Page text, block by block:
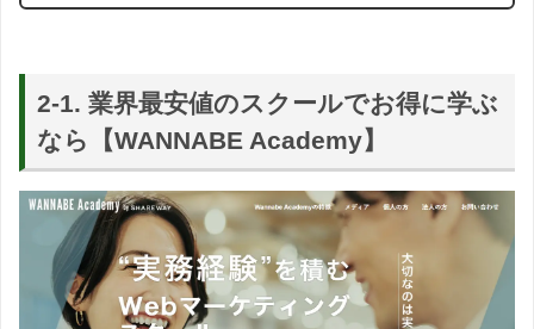
2-1. 業界最安値のスクールでお得に学ぶ
なら【WANNABE Academy】